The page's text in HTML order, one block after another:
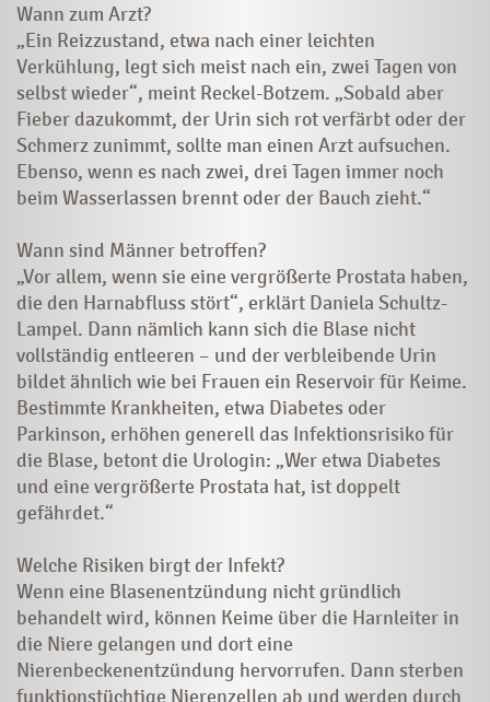
Wann zum Arzt?
„Ein Reizzustand, etwa nach einer leichten
Verkühlung, legt sich meist nach ein, zwei Tagen von
selbst wieder“, meint Reckel-Botzem. „Sobald aber
Fieber dazukommt, der Urin sich rot verfärbt oder der
Schmerz zunimmt, sollte man einen Arzt aufsuchen.
Ebenso, wenn es nach zwei, drei Tagen immer noch
beim Wasserlassen brennt oder der Bauch zieht.“
Wann sind Männer betroffen?
„Vor allem, wenn sie eine vergrößerte Prostata haben,
die den Harnabfluss stört“, erklärt Daniela Schultz-
Lampel. Dann nämlich kann sich die Blase nicht
vollständig entleeren – und der verbleibende Urin
bildet ähnlich wie bei Frauen ein Reservoir für Keime.
Bestimmte Krankheiten, etwa Diabetes oder
Parkinson, erhöhen generell das Infektionsrisiko für
die Blase, betont die Urologin: „Wer etwa Diabetes
und eine vergrößerte Prostata hat, ist doppelt
gefährdet.“
Welche Risiken birgt der Infekt?
Wenn eine Blasenentzündung nicht gründlich
behandelt wird, können Keime über die Harnleiter in
die Niere gelangen und dort eine
Nierenbeckenentzündung hervorrufen. Dann sterben
funktionstüchtige Nierenzellen ab und werden durch